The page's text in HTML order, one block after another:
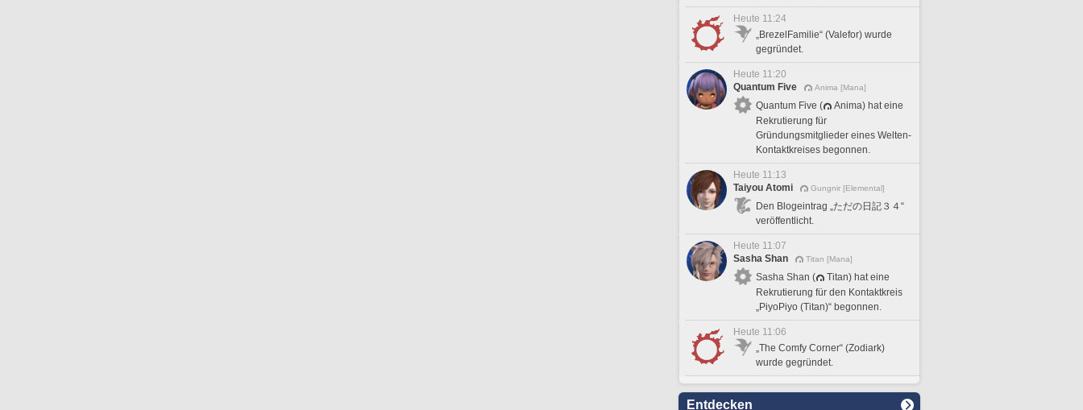
Heute 11:24
„BrezelFamilie“ (Valefor) wurde
gegründet.
Heute 11:20
Quantum Five
Anima [Mana]
Quantum Five (
Anima) hat eine
Rekrutierung für
Gründungsmitglieder eines Welten-
Kontaktkreises begonnen.
Heute 11:13
Taiyou Atomi
Gungnir [Elemental]
Den Blogeintrag „ただの日記３４“
veröffentlicht.
Heute 11:07
Sasha Shan
Titan [Mana]
Sasha Shan (
Titan) hat eine
Rekrutierung für den Kontaktkreis
„PiyoPiyo (Titan)“ begonnen.
Heute 11:06
„The Comfy Corner“ (Zodiark)
wurde gegründet.
Entdecken